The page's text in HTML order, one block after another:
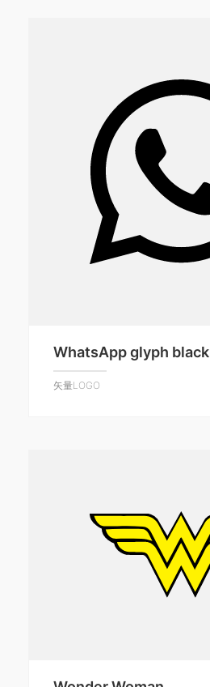
WhatsApp glyph black
矢量LOGO